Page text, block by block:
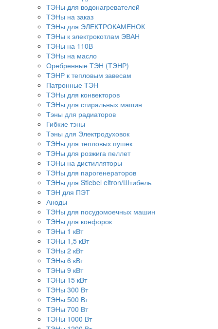
ТЭНы для водонагревателей
ТЭНы на заказ
ТЭНы для ЭЛЕКТРОКАМЕНОК
ТЭНы к электрокотлам ЭВАН
ТЭНы на 110В
ТЭНы на масло
Оребренные ТЭН (ТЭНР)
ТЭНР к тепловым завесам
Патронные ТЭН
ТЭНы для конвекторов
ТЭНы для стиральных машин
Тэны для радиаторов
Гибкие тэны
Тэны для Электродуховок
ТЭНы для тепловых пушек
ТЭНы для розжига пеллет
ТЭНы на дистилляторы
ТЭНы для парогенераторов
ТЭНы для Stiebel eltron/Штибель
ТЭН для ПЭТ
Аноды
ТЭНы для посудомоечных машин
ТЭНы для конфорок
ТЭНы 1 кВт
ТЭНы 1,5 кВт
ТЭНы 2 кВт
ТЭНы 6 кВт
ТЭНы 9 кВт
ТЭНы 15 кВт
ТЭНы 300 Вт
ТЭНы 500 Вт
ТЭНы 700 Вт
ТЭНы 1000 Вт